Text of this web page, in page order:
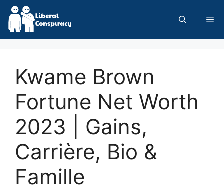
Skip
content
Kwame Brown
Fortune Net Worth
2023 | Gains,
Carrière, Bio &
Famille